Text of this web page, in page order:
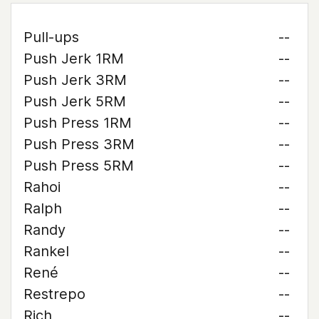
Pull-ups
--
Push Jerk 1RM
--
Push Jerk 3RM
--
Push Jerk 5RM
--
Push Press 1RM
--
Push Press 3RM
--
Push Press 5RM
--
Rahoi
--
Ralph
--
Randy
--
Rankel
--
René
--
Restrepo
--
Rich
--